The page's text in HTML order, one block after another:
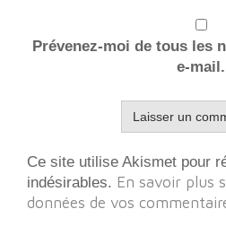
Prévenez-moi de tous les
e-mail.
Ce site utilise Akismet pour
indésirables. En savoir plus
données de vos